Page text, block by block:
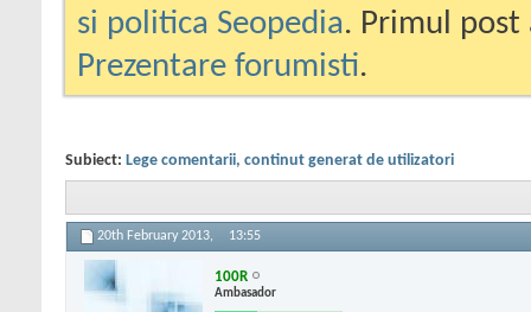
si politica Seopedia. Primul
Prezentare forumisti.
Subiect: Lege comentarii, continut generat de utilizatori
20th February 2013, 13:55
100R
Ambasador